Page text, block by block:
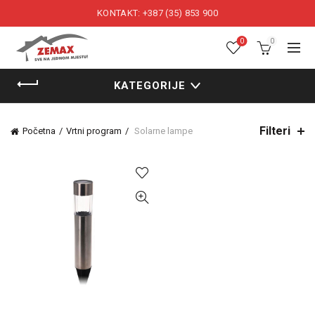
KONTAKT: +387 (35) 853 900
0 0
KATEGORIJE
Početna Vrtni program Solarne lampe Filteri